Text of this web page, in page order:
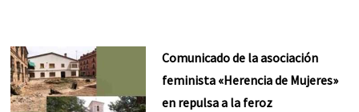
Comunicado de la asociación
feminista «Herencia de Mujeres»
en repulsa a la feroz